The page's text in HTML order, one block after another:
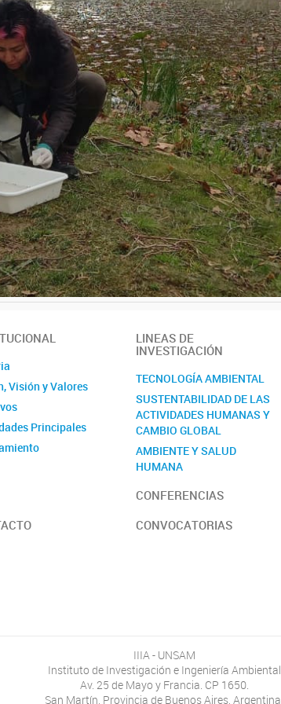
Visión y Valores
Principales
LINEAS DE
INVESTIGACIÓN
TECNOLOGÍA AMBIENTAL
SUSTENTABILIDAD DE LAS
ACTIVIDADES HUMANAS Y
CAMBIO GLOBAL
AMBIENTE Y SALUD
HUMANA
CONFERENCIAS
CONVOCATORIAS
IIIA - UNSAM
Instituto de Investigación e Ingeniería Ambiental
Av. 25 de Mayo y Francia. CP 1650.
San Martín, Provincia de Buenos Aires, Argentina.